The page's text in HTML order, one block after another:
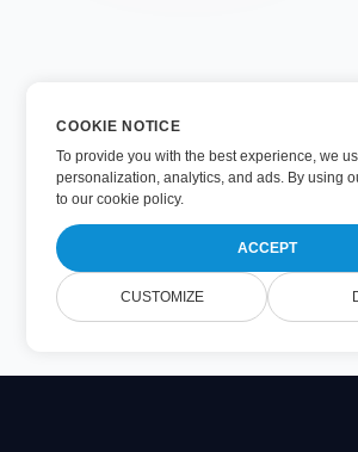
COOKIE NOTICE
To provide you with the best experience, we
personalization, analytics, and ads. By using
toour cookie policy.
ACCEPT
CUSTOMIZE